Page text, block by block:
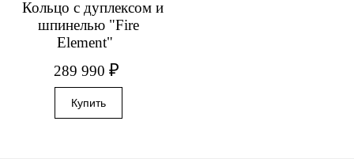
Кольцо с дуплексом и
шпинелью "Fire
Element"
289 990₽